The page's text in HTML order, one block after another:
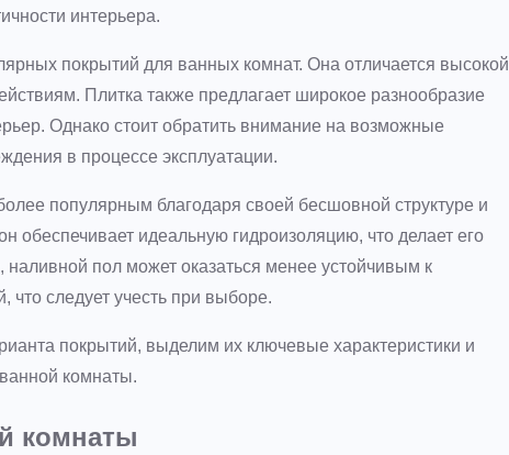
интерьера.
покрытий для ванных комнат. Она отличается высокой
Плитка также предлагает широкое разнообразие
Однако стоит обратить внимание на возможные
в процессе эксплуатации.
популярным благодаря своей бесшовной структуре и
обеспечивает идеальную гидроизоляцию, что делает его
пол может оказаться менее устойчивым к
следует учесть при выборе.
покрытий, выделим их ключевые характеристики и
комнаты.
комнаты